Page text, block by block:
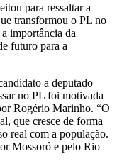
para ressaltar a
transformou o PL no
importância da
futuro para a
a deputado
no PL foi motivada
Rogério Marinho. “O
que cresce de forma
real com a população.
Mossoró e pelo Rio